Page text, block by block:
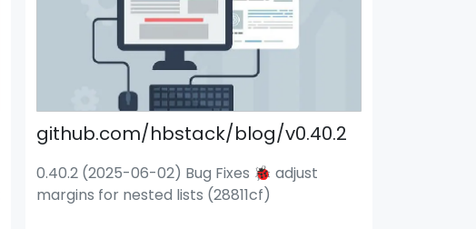
github.com/hbstack/blog/v0.40.2
0.40.2 (2025-06-02) Bug Fixes 🐞 adjust
margins for nested lists (28811cf)